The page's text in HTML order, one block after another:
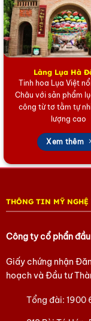
lớp bảo vệ trang
thời đảm bảo bề
trọng qua nhiều
lượng và độ bền
Giá Trị Nghệ
Mỗi chiếc Hộp
không chỉ là nơi
tác phẩm nghệ
hoài niệm,
phòng khách.
cấp, độc đáo
tác, đặc biệt là
văn hóa truyền
Hãy để di sản
Sở hữu ngay
sang trọng và
bạn.
Làng Lụa Hà
Tinh hoa Lụa Việt
Châu với sản phẩm
công từ tơ tằm tự
lượng cao
Xem thêm
THÔNG TIN MỸ
Công ty cổ phẩn
Giấy chứng nhận
hoạch và Đầu tư
Tổng đài:1900